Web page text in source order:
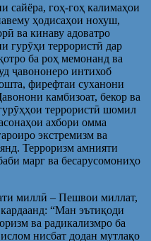
сайёра, гоҳ-гоҳ калимаҳои
ҳодисаҳои нохуш,
ва кинаву адоватро
гурӯҳи террористӣ дар
ба роҳ мемонанд ва
ҷавононеро интихоб
фирефтаи суханони
камбизоат, бекор ва
террористӣ шомил
ахбори омма
экстремизм ва
Терроризм амнияти
марг ва бесарусомониҳо
миллӣ – Пешвои миллат,
“Ман эътиқоди
ва радикализмро ба
нисбат додан мутлақо